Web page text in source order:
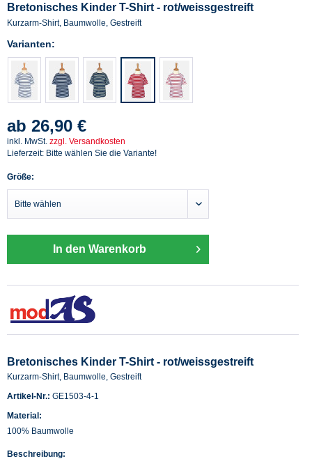
Bretonisches Kinder T-Shirt - rot/weissgestreift
Kurzarm-Shirt, Baumwolle, Gestreift
Varianten:
ab 26,90 €
inkl. MwSt. zzgl. Versandkosten
Lieferzeit: Bitte wählen Sie die Variante!
Größe:
In den Warenkorb
Bretonisches Kinder T-Shirt - rot/weissgestreift
Kurzarm-Shirt, Baumwolle, Gestreift
Artikel-Nr.: GE1503-4-1
Material:
100% Baumwolle
Beschreibung: